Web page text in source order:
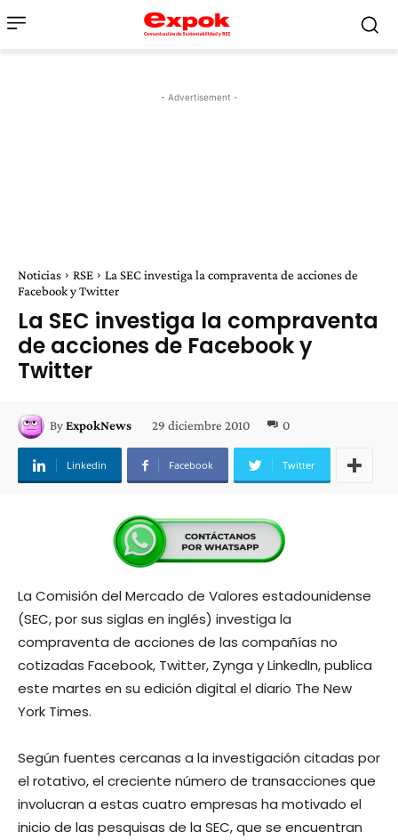
- Advertisement -
Noticias RSE
La SEC investiga la compraventa de acciones de
Facebook y Twitter
La SEC investiga la compraventa
de acciones de Facebook y
Twitter
ByExpokNews 29 diciembre 2010 0
Linkedin Facebook Twitter
La Comisión del Mercado de Valores estadounidense
(SEC, por sus siglas en inglés) investiga la
compraventa de acciones de las compañías no
cotizadas Facebook, Twitter, Zynga y LinkedIn, publica
este martes en su edición digital el diario The New
York Times.
Según fuentes cercanas a la investigación citadas por
el rotativo, el creciente número de transacciones que
involucran a estas cuatro empresas ha motivado el
inicio de las pesquisas de la SEC, que se encuentran